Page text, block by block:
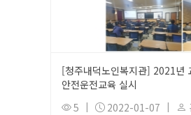
[청주내덕노인복지관] 2021년
안전운전교육 실시
5
| 2022-01-07 |